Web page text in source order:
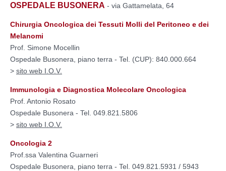
OSPEDALE BUSONERA - via Gattamelata, 64
Chirurgia Oncologica dei Tessuti Molli del Peritoneo e dei
Melanomi
Prof. Simone Mocellin
Ospedale Busonera, piano terra - Tel. (CUP): 840.000.664
> sito web I.O.V.
Immunologia e Diagnostica Molecolare Oncologica
Prof. Antonio Rosato
Ospedale Busonera - Tel. 049.821.5806
> sito web I.O.V.
Oncologia 2
Prof.ssa Valentina Guarneri
Ospedale Busonera, piano terra - Tel. 049.821.5931 / 5943